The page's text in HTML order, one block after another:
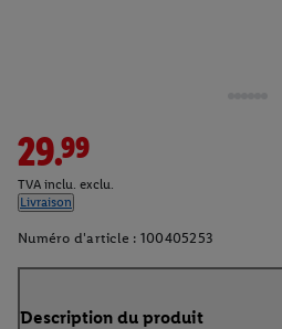
29.99
TVA inclu. exclu.
Livraison
Numéro d'article : 100405253
Description du produit